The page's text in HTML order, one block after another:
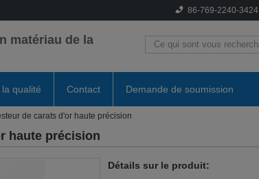
86-769-2240-3424
matériau de la
qualité Contact Demande de soumission
de carats d'or haute précision
haute précision
Détails sur le produit: